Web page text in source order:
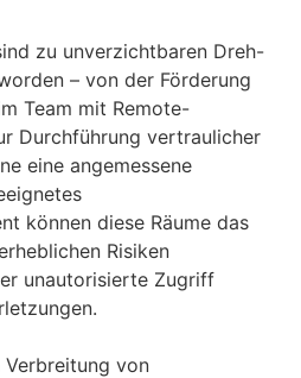
zu unverzichtbaren Dreh-
– von der Förderung
Team mit Remote-
Durchführung vertraulicher
eine angemessene
können diese Räume das
Risiken
unautorisierte Zugriff
Verbreitung von